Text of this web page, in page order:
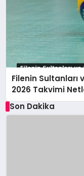
Filenin Sultanları
2026 Takvimi
Son Dakika